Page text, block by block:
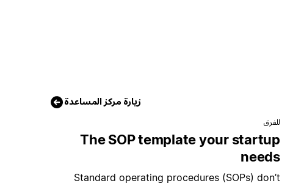
زيارة مركز المساعدة
للفرق
The SOP template your startup
needs
Standard operating procedures (SOPs) don’t